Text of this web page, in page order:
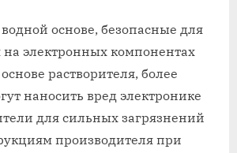
от
масла
основе, безопасные для
на электронных компонентах
растворителя, более
наносить вред электронике
для сильных загрязнений
производителя при